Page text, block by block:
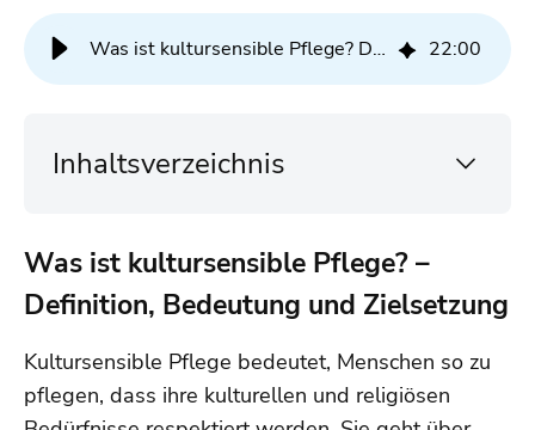
Was ist kultursensible Pflege? Definition, Beispiele, Leininger-Modell 22:00
Inhaltsverzeichnis
Was ist kultursensible Pflege? –
Definition, Bedeutung und Zielsetzung
Kultursensible Pflege bedeutet, Menschen so zu
pflegen, dass ihre kulturellen und religiösen